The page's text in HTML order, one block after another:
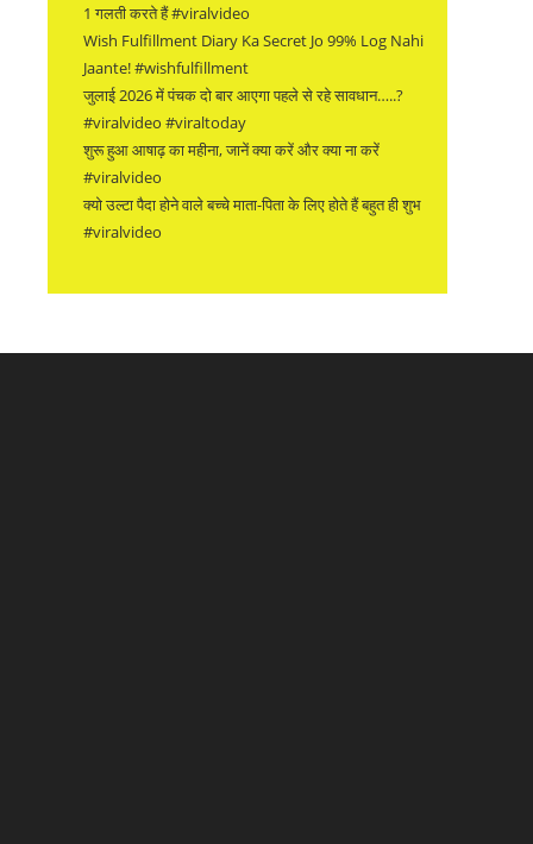
1 गलती करते हैं #viralvideo
Wish Fulfillment Diary Ka Secret Jo 99% Log Nahi
Jaante! #wishfulfillment
जुलाई 2026 में पंचक दो बार आएगा पहले से रहे सावधान…..?
#viralvideo #viraltoday
शुरू हुआ आषाढ़ का महीना, जानें क्या करें और क्या ना करें
#viralvideo
क्यो उल्टा पैदा होने वाले बच्चे माता-पिता के लिए होते हैं बहुत ही शुभ
#viralvideo